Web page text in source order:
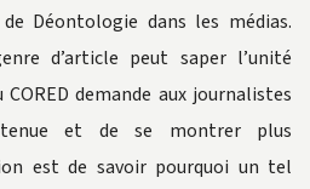
Déontologie dans les médias.
d’article peut saper l’unité
demande aux journalistes
et de se montrer plus
est de savoir pourquoi un tel